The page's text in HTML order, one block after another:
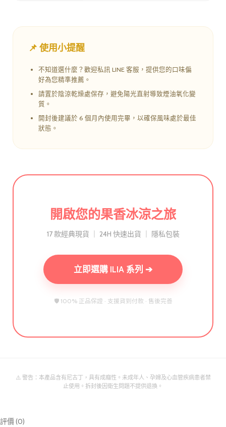
📌 使用小提醒
不知道選什麼？歡迎私訊 LINE 客服，提供您的口味偏
好為您精準推薦。
請置於陰涼乾燥處保存，避免陽光直射導致煙油氧化變
質。
開封後建議於 6 個月內使用完畢，以確保風味處於最佳
狀態。
開啟您的果香冰涼之旅
17 款經典現貨 ｜ 24H 快速出貨 ｜ 隱私包裝
立即選購 ILIA 系列 ➔
🛡️ 100% 正品保證 · 支援貨到付款 · 售後完善
⚠️ 警告：本產品含有尼古丁，具有成癮性。未成年人、孕婦及心血管疾病患者禁
止使用。拆封後因衛生問題不提供退換。
評價 (0)